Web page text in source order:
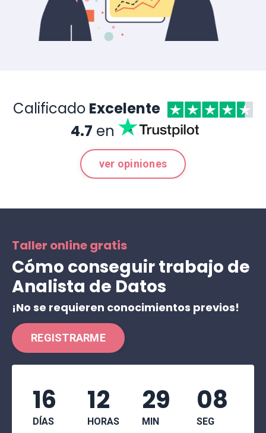
Calificado Excelente
4.7 en
ver opiniones
Taller online gratis
Cómo conseguir trabajo de
Analista de Datos
¡No se requieren conocimientos previos!
REGISTRARME
16
DÍAS
12
HORAS
29
MIN
07
SEG